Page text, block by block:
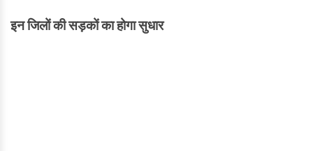
इन जिलों की सड़कों का होगा सुधार